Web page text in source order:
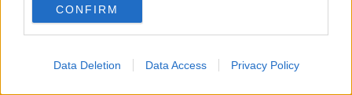
CONFIRM
Data Deletion Data Access Privacy Policy
face chifteluțe moi și gustoase în sos, care sunt, de
asemenea, populare în rândul copiilor. Urmează
cu 200 de grame de cartofi fierți și pasați.